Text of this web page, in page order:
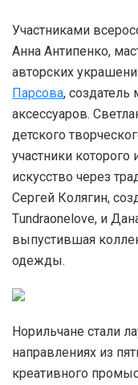
Участниками
Анна Антипенко,
авторских
Парсова, создатель
аксессуаров.
детского
участники которого
искусство через
Сергей Колягин,
Тundraonelove, и
выпустившая
одежды.
Норильчане стали
направлениях из
креативного